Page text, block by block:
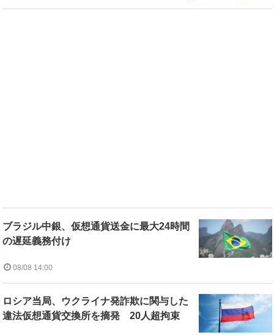
ブラジル中銀、仮想通貨送金に最大24時間
の遅延義務付け
08/08 14:00
ロシア当局、ウクライナ発詐欺に関与した
違法仮想通貨交換所を摘発 20人超拘束